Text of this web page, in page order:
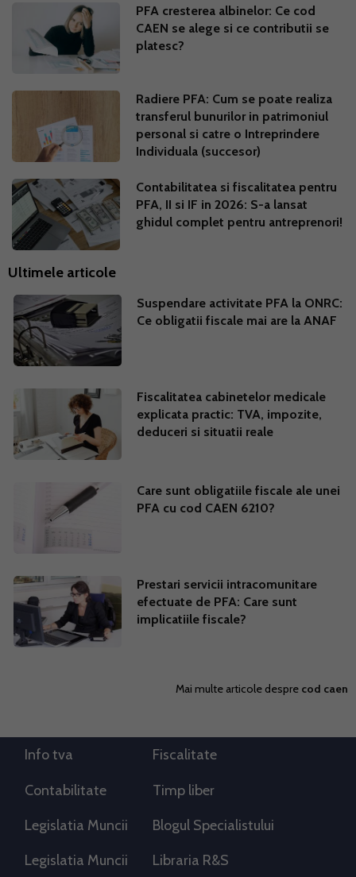
PFA cresterea albinelor: Ce cod
CAEN se alege si ce contributii se
platesc?
Radiere PFA: Cum se poate realiza
transferul bunurilor in patrimoniul
personal si catre o Intreprindere
Individuala (succesor)
Contabilitatea si fiscalitatea pentru
PFA, II si IF in 2026: S-a lansat
ghidul complet pentru antreprenori!
Ultimele articole
Suspendare activitate PFA la ONRC:
Ce obligatii fiscale mai are la ANAF
Fiscalitatea cabinetelor medicale
explicata practic: TVA, impozite,
deduceri si situatii reale
Care sunt obligatiile fiscale ale unei
PFA cu cod CAEN 6210?
Prestari servicii intracomunitare
efectuate de PFA: Care sunt
implicatiile fiscale?
Mai multe articole despre cod caen
Info tva Fiscalitate
Contabilitate Timp liber
Legislatia Muncii Blogul Specialistului
Legislatia Muncii Libraria R&S